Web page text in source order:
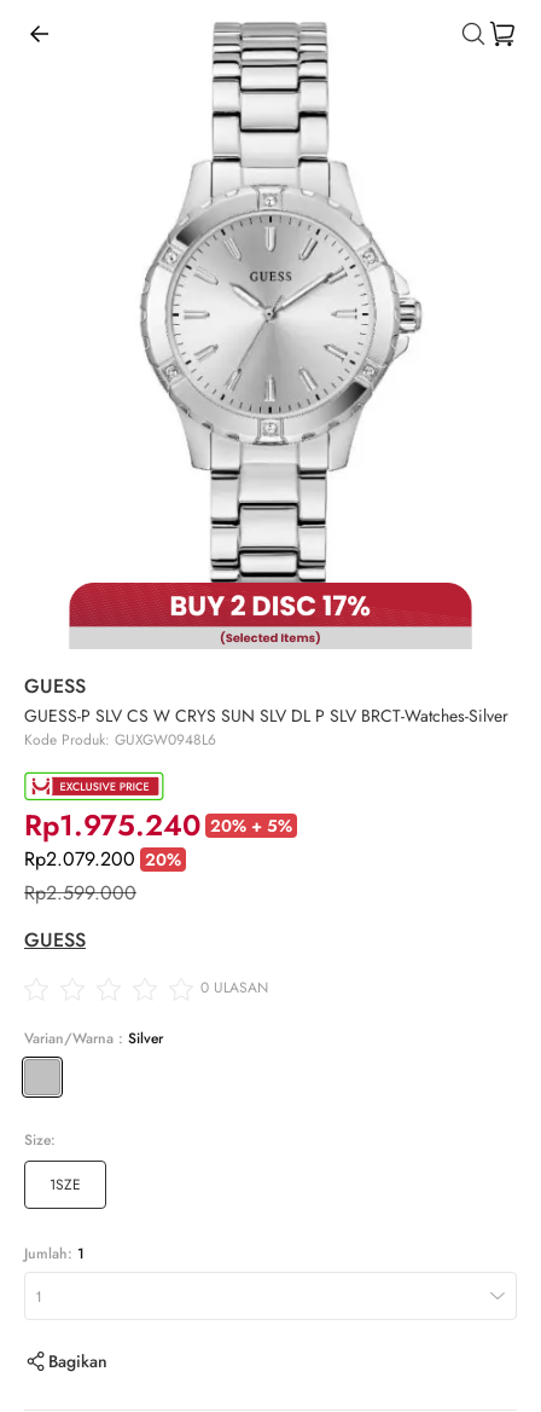
GUESS
GUESS-P SLV CS W CRYS SUN SLV DL P SLV BRCT-Watches-Silver
Kode Produk: GUXGW0948L6
Rp1.975.240 20% + 5%
Rp2.079.200 20%
Rp2.599.000
GUESS
0 ULASAN
Varian/Warna : Silver
Size:
1SZE
Jumlah: 1
1
Bagikan